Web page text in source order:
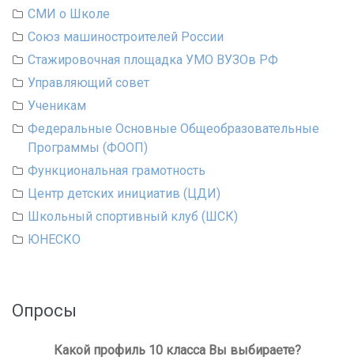
СМИ о Школе
Союз машиностроителей России
Стажировочная площадка УМО ВУЗОв РФ
Управляющий совет
Ученикам
Федеральные Основные Общеобразовательные
Программы (ФООП)
Функциональная грамотность
Центр детских инициатив (ЦДИ)
Школьный спортивный клуб (ШСК)
ЮНЕСКО
Опросы
Какой профиль 10 класса Вы выбираете?